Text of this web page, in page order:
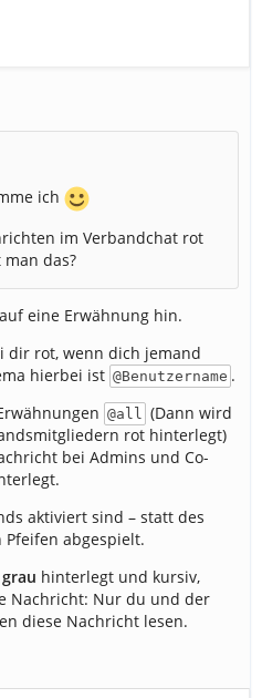
ich
im Verbandchat rot
das?
eine Erwähnung hin.
dir rot, wenn dich jemand
hierbei ist @Benutzername .
@all (Dann wird
rot hinterlegt)
bei Admins und Co-
aktiviert sind – statt des
Pfeifen abgespielt.
grau hinterlegt und kursiv,
Nachricht: Nur du und der
diese Nachricht lesen.